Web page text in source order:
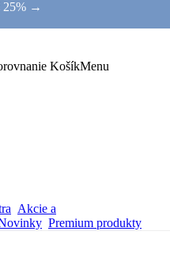
25% →
KošíkMenu
Akcie a
Premium produkty